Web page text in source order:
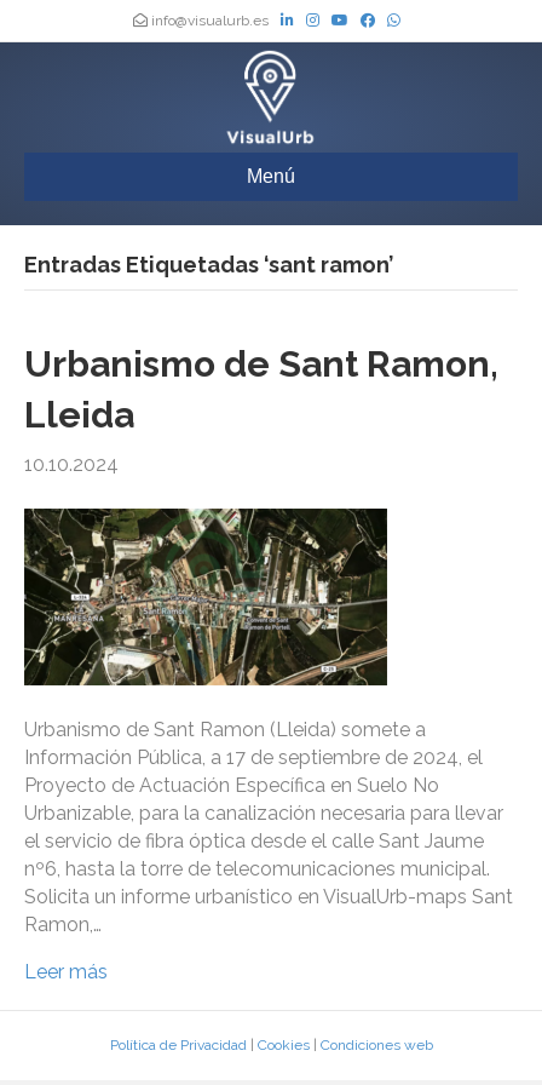
info@visualurb.es
Menú
Entradas Etiquetadas ‘sant ramon’
Urbanismo de Sant Ramon,
Lleida
10.10.2024
Urbanismo de Sant Ramon (Lleida) somete a
Información Pública, a 17 de septiembre de 2024, el
Proyecto de Actuación Específica en Suelo No
Urbanizable, para la canalización necesaria para llevar
el servicio de fibra óptica desde el calle Sant Jaume
nº6, hasta la torre de telecomunicaciones municipal.
Solicita un informe urbanístico en VisualUrb-maps Sant
Ramon,…
Leer más
Política de Privacidad| Cookies| Condiciones web